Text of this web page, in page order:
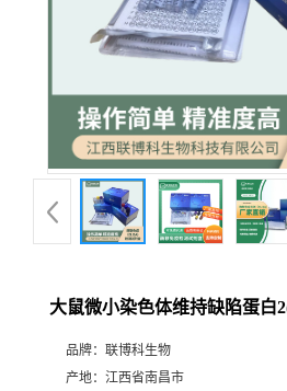
大鼠微小染色体维持缺陷蛋白
品牌： 联博科生物
产地： 江西省南昌市